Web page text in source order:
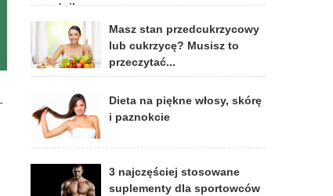
poradnik
Masz stan przedcukrzycowy
lub cukrzycę? Musisz to
przeczytać...
Dieta na piękne włosy, skórę
i paznokcie
3 najczęściej stosowane
suplementy dla sportowców